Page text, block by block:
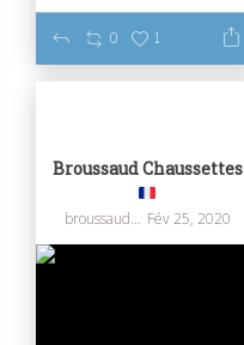
0 1
Broussaud Chaussettes
broussaudchaussettes Fév 25, 2020